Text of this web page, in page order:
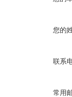
您的
联系
常用